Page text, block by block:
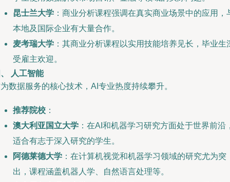
昆士兰大学 ：商业分析课程强调在真实商业场景中的应用，
本地及国际企业有大量合作。
麦考瑞大学 ：其商业分析课程以实用技能培养见长，毕业生
受雇主欢迎。
人工智能
数据服务的核心技术，AI专业热度持续攀升。
推荐院校 ：
澳大利亚国立大学 ：在AI和机器学习研究方面处于世界前沿
适合有志于深入研究的学生。
阿德莱德大学 ：在计算机视觉和机器学习领域的研究尤为突
出，课程涵盖机器人学、自然语言处理等。